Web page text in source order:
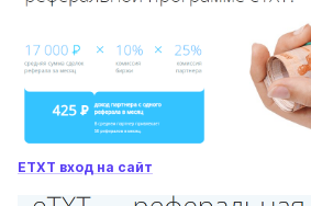
ETXT вход на сайт